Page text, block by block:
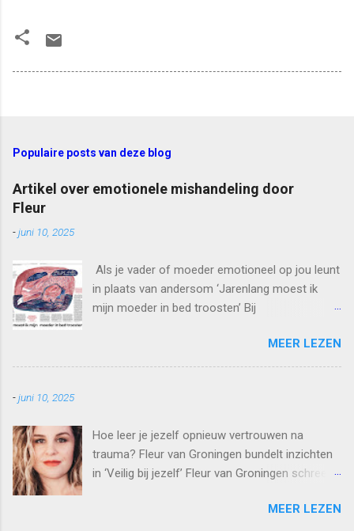
Populaire posts van deze blog
Artikel over emotionele mishandeling door
Fleur
-juni 10, 2025
Als je vader of moeder emotioneel op jou leunt
in plaats van andersom ‘Jarenlang moest ik
mijn moeder in bed troosten’ Bij
verwaarlozing, seksueel misbruik of fysiek
geweld. Minder bekend is dat ouders hun kind
GRONINGEN Toen ik 5 jaar oud was, huilde mijn
moeder al bij me uit. Ik moest haar troosten en
knuffelen”, vertelt Britt* (49). “Ze klaagde over
begon ze te brullen en sneuvelden er borden.
MEER LEZEN
-juni 10, 2025
Hoe leer je jezelf opnieuw vertrouwen na
trauma? Fleur van Groningen bundelt inzichten
in ‘Veilig bij jezelf’ Fleur van Groningen schreef
hoe zij dichter bij zichzelf kwam door haar
MEER LEZEN